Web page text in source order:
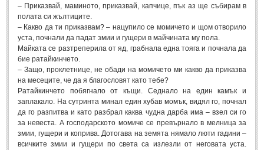
Философски мисли
Житейска философия
Философия на любовта
ПРИТЧИ
ПРИТЧИ
– Приказвай, маминото, приказвай, капчице, пък аз ще събирам в
полата си жълтиците.
– Какво да ти приказвам? – нацупило се момичето и щом отворило
уста, почнали да падат змии и гущери в майчината му пола.
Майката се разтреперила от яд, грабнала една тояга и почнала да
бие ратайкинчето.
– Защо, проклетнице, не обади на момичето ми какво да приказва
на месеците, че да я благословят като тебе?
Ратайкинчето побягнало от къщи. Седнало на един камък и
заплакало. На сутринта минал един хубав момък, видял го, почнал
да го разпитва и като разбрал каква чудна дарба има – взел си го
за невеста. А господарското момиче се превърнало в мелница за
змии, гущери и коприва. Дотогава на земята нямало люти гадини –
всичките змии и гущери по света са излезли от неговата уста.